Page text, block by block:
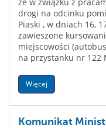
drogi na odcinku
Piaski , w dniach 16,
zawieszone
miejscowości
na przystanku nr 122
Więcej
Komunikat